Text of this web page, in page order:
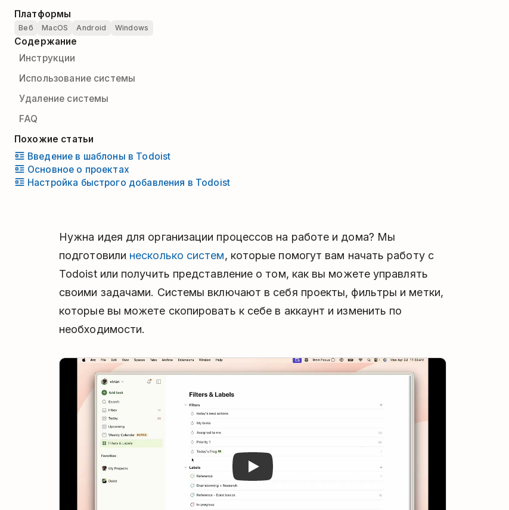
Платформы
Веб MacOS Android Windows
Содержание
Инструкции
Использование системы
Удаление системы
FAQ
Похожие статьи
Введение в шаблоны в Todoist
Основное о проектах
Настройка быстрого добавления в Todoist
Нужна идея для организации процессов на работе и дома? Мы
подготовили несколько систем, которые помогут вам начать работу с
Todoist или получить представление о том, как вы можете управлять
своими задачами. Системы включают в себя проекты, фильтры и метки,
которые вы можете скопировать к себе в аккаунт и изменить по
необходимости.
Play